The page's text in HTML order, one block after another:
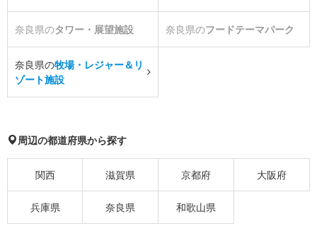
奈良県のタワー・展望施設 奈良県のフードテーマパーク
奈良県の牧場・レジャー＆リ
ゾート施設
周辺の都道府県から探す
関西 滋賀県 京都府 大阪府
兵庫県 奈良県 和歌山県